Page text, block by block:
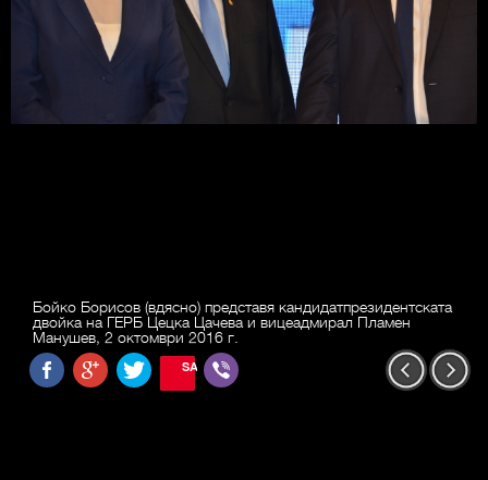
Бойко Борисов (вдясно) представя кандидатпрезидентската
двойка на ГЕРБ Цецка Цачева и вицеадмирал Пламен
Манушев, 2 октомври 2016 г.
SAVE